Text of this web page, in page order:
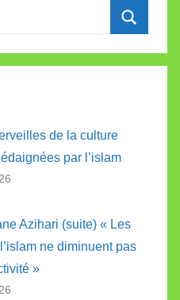
de la culture
par l’islam
Azihari (suite) « Les
ne diminuent pas
»